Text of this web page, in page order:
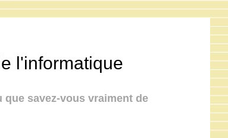
l'informatique
savez-vous vraiment de